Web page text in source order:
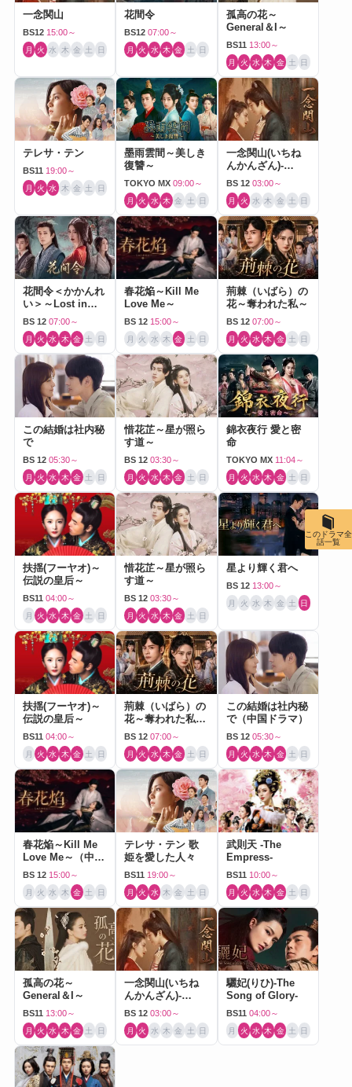
一念関山
BS12 15:00～
月 火 水 木 金 土 日
花間令
BS12 07:00～
月 火 水 木 金 土 日
孤高の花～
General＆I～
BS11 13:00～
月 火 水 木 金 土 日
テレサ・テン
BS11 19:00～
月 火 水 木 金 土 日
墨雨雲間～美しき
復讐～
TOKYO MX 09:00～
月 火 水 木 金 土 日
一念関山(いちね
んかんざん)-
Journey to Love-
BS 12 03:00～
月 火 水 木 金 土 日
花間令＜かかんれ
い＞～Lost in
Love～
BS 12 07:00～
月 火 水 木 金 土 日
春花焔～Kill Me
Love Me～
BS 12 15:00～
月 火 水 木 金 土 日
荊棘（いばら）の
花～奪われた私～
BS 12 07:00～
月 火 水 木 金 土 日
この結婚は社内秘
で
BS 12 05:30～
月 火 水 木 金 土 日
惜花芷～星が照ら
す道～
BS 12 03:30～
月 火 水 木 金 土 日
錦衣夜行 愛と密
命
TOKYO MX 11:04～
月 火 水 木 金 土 日
扶揺(フーヤオ)～
伝説の皇后～
BS11 04:00～
月 火 水 木 金 土 日
惜花芷～星が照ら
す道～
BS 12 03:30～
月 火 水 木 金 土 日
星より輝く君へ
BS 12 13:00～
月 火 水 木 金 土 日
扶揺(フーヤオ)～
伝説の皇后～
BS11 04:00～
月 火 水 木 金 土 日
荊棘（いばら）の
花～奪われた私～
（中国ドラマ）
BS 12 07:00～
月 火 水 木 金 土 日
この結婚は社内秘
で（中国ドラマ）
BS 12 05:30～
月 火 水 木 金 土 日
春花焔～Kill Me
Love Me～（中国
ドラマ）
BS 12 15:00～
月 火 水 木 金 土 日
テレサ・テン 歌
姫を愛した人々
BS11 19:00～
月 火 水 木 金 土 日
武則天 -The
Empress-
BS11 10:00～
月 火 水 木 金 土 日
孤高の花～
General＆I～
BS11 13:00～
月 火 水 木 金 土 日
一念関山(いちね
んかんざん)-
Journey to Love-
BS 12 03:00～
月 火 水 木 金 土 日
驪妃(りひ)-The
Song of Glory-
BS11 04:00～
月 火 水 木 金 土 日
このドラマ全
話一覧